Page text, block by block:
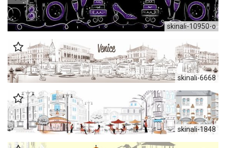
skinali-10950-o
skinali-6668
skinali-1848